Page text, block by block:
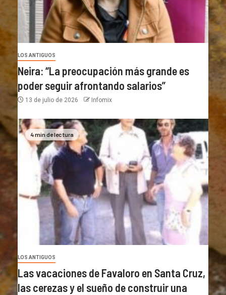
LOS ANTIGUOS
Neira: “La preocupación más grande es
poder seguir afrontando salarios”
13 de julio de 2026 Infomix
4 min de lectura
LOS ANTIGUOS
Las vacaciones de Favaloro en Santa Cruz,
las cerezas y el sueño de construir una